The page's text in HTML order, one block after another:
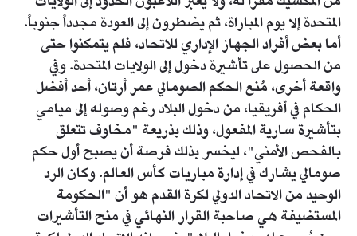
المتحدة إلا يوم المباراة، ثم يضطرون إلى العودة مجدداً جنوباً.
أما بعض أفراد الجهاز الإداري للاتحاد، فلم يتمكنوا حتى
من الحصول على تأشيرة دخول إلى الولايات المتحدة. وفي
واقعة أخرى، مُنع الحكم الصومالي عمر أرتان، أحد أفضل
الحكام في أفريقيا، من دخول البلاد رغم وصوله إلى ميامي
بتأشيرة سارية المفعول، وذلك بذريعة "مخاوف تتعلق
بالفحص الأمني"، ليخسر بذلك فرصة أن يصبح أول حكم
صومالي يشارك في إدارة مباريات كأس العالم. وكان الرد
الوحيد من الاتحاد الدولي لكرة القدم هو أن "الحكومة
المستضيفة هي صاحبة القرار النهائي في منح التأشيرات